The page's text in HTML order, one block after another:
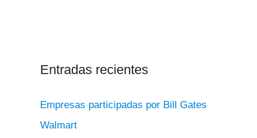
Entradas recientes
Empresas participadas por Bill Gates
Walmart